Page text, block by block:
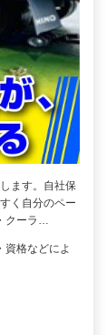
ます。自社保
く自分のペー
クーラ…
格などによ